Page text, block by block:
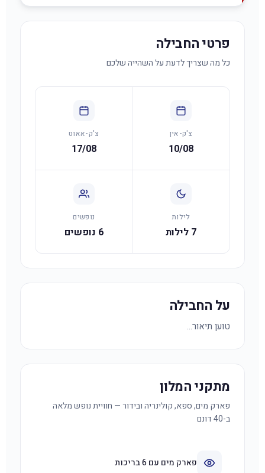
פרטי החבילה
כל מה שצריך לדעת על השהייה שלכם
צ'ק-אין
10/08
צ'ק-אאוט
17/08
לילות
7 לילות
נופשים
6 נופשים
על החבילה
טוען תיאור...
מתקני המלון
פארק מים, ספא, קולינריה ובידור — חוויית נופש מלאה
ב-40 דונם
פארק מים עם 6 בריכות